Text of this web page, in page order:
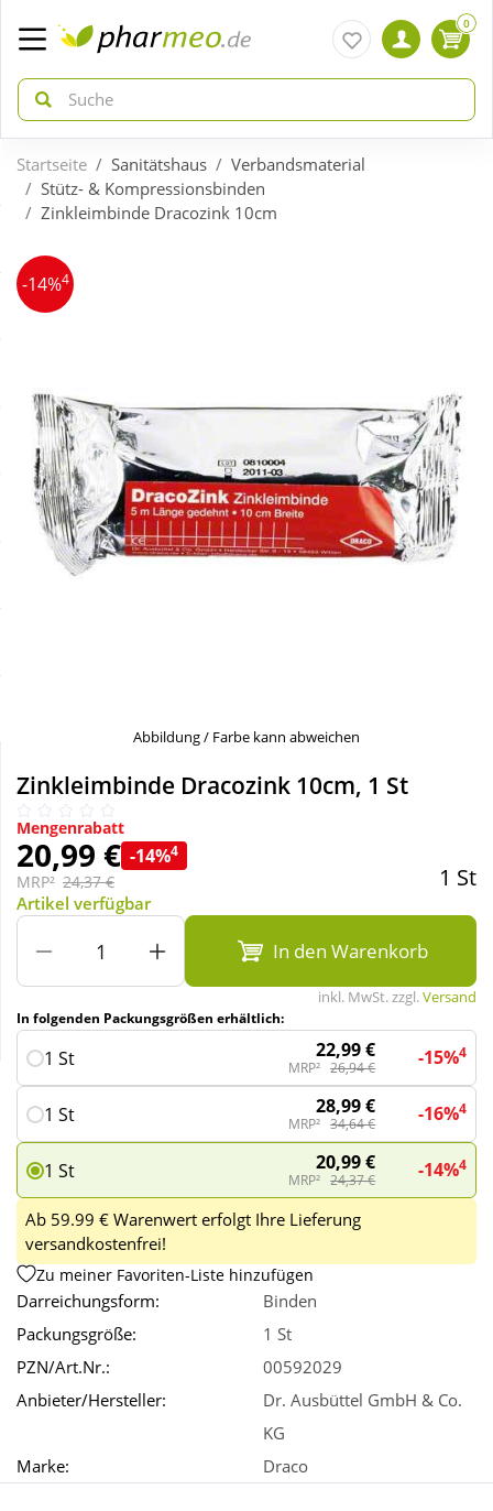
zurück
Aktuelle Coupons
Neuheiten
Sale
Schnäppchen
zurück
Arzneimittel
Diabetes
Körperpflege & Kosmetik
Liebe & Erotik
Natur & Homöopathie
Sanitätshaus
Sport & Fitness
Wellness
0
Startseite Sanitätshaus
Verbandsmaterial
Stütz- & Kompressionsbinden
Zinkleimbinde Dracozink 10cm
-14%4
Abbildung / Farbe kann abweichen
Zinkleimbinde Dracozink 10cm, 1 St
Mengenrabatt
20,99 € -14%4
MRP² 24,37 € 1 St
Artikel verfügbar
In den Warenkorb
inkl. MwSt. zzgl.Versand
In folgenden Packungsgrößen erhältlich:
1 St 22,99 €
MRP² 26,94 € -15%4
1 St 28,99 €
MRP² 34,64 € -16%4
1 St 20,99 €
MRP² 24,37 € -14%4
Ab 59.99 € Warenwert erfolgt Ihre Lieferung
versandkostenfrei!
Zu meiner Favoriten-Liste hinzufügen
Darreichungsform:
Binden
Packungsgröße:
1 St
PZN/Art.Nr.:
00592029
Anbieter/Hersteller:
Dr. Ausbüttel GmbH & Co.
KG
Marke:
Draco